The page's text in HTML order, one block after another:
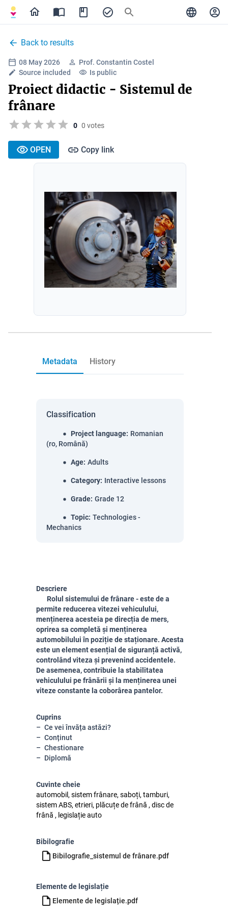
Back to results
08 May 2026
Prof. Constantin Costel
Source included
Is public
Proiect didactic - Sistemul de
frânare
0 0 votes
OPEN Copy link
Metadata History
Classification
Project language: Romanian
(ro, Română)
Age: Adults
Category: Interactive lessons
Grade: Grade 12
Topic: Technologies -
Mechanics
Descriere
Rolul sistemului de frânare - este de a
permite reducerea vitezei vehiculului,
menținerea acesteia pe direcția de mers,
oprirea sa completă și menținerea
automobilului în poziție de staționare. Acesta
este un element esențial de siguranță activă,
controlând viteza și prevenind accidentele.
De asemenea, contribuie la stabilitatea
vehiculului pe frânării și la menținerea unei
viteze constante la coborârea pantelor.
Cuprins
Ce vei învăța astăzi?
Conținut
Chestionare
Diplomă
Cuvinte cheie
automobil, sistem frânare, saboți, tamburi,
sistem ABS, etrieri, plăcuțe de frână , disc de
frână , legislație auto
Bibilografie
Bibilografie_sistemul de frânare.pdf
Elemente de legislație
Elemente de legislație.pdf